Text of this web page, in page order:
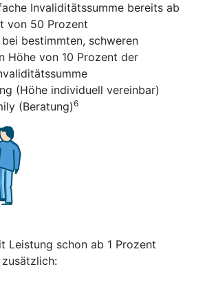
Invaliditätssumme bereits ab
von 50 Prozent
bestimmten, schweren
Höhe von 10 Prozent der
(Höhe individuell vereinbar)
(Beratung)6
Leistung schon ab 1 Prozent